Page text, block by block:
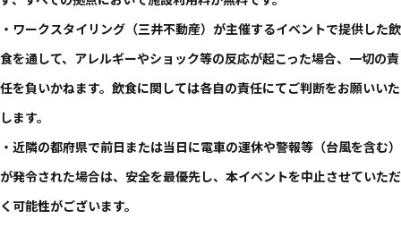
・ワークスタイリング​（三井不動産）が​主催する​イベントで​提供した​飲
食を​通して、​アレルギーや​ショック等の​反応が​起こった​場合、​一切の​責
任を​負いかねます。​飲食に​関しては​各自の​責任にて​ご判断を​お願い​いた
します。​
・近隣の​都府県で​前日または​当日に​電車の​運休や​警報等​（台風を​含む）
が​発令された​場合は、​安全を​最優先し、​本イベントを​中止させていただ
く​可能性が​ございます。​